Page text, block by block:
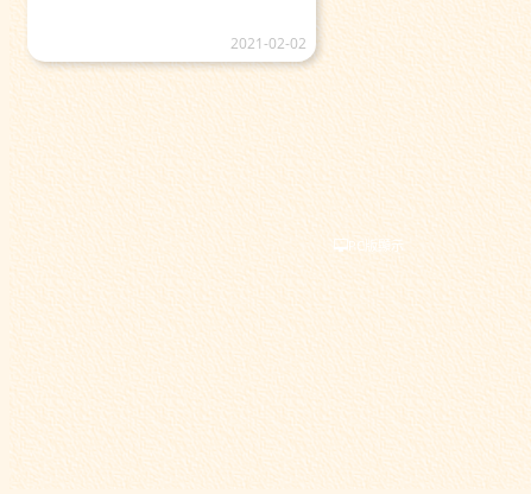
2021-02-02
PC版顯示